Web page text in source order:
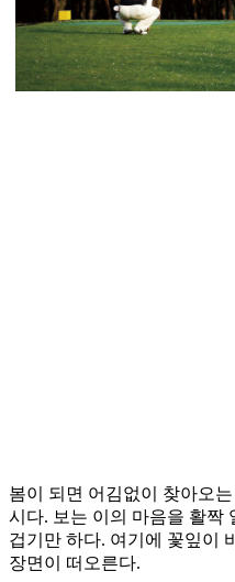
봄이 되면 어김없이 찾아오
시다. 보는 이의 마음을 활짝
겁기만 하다. 여기에 꽃잎이
장면이 떠오른다.